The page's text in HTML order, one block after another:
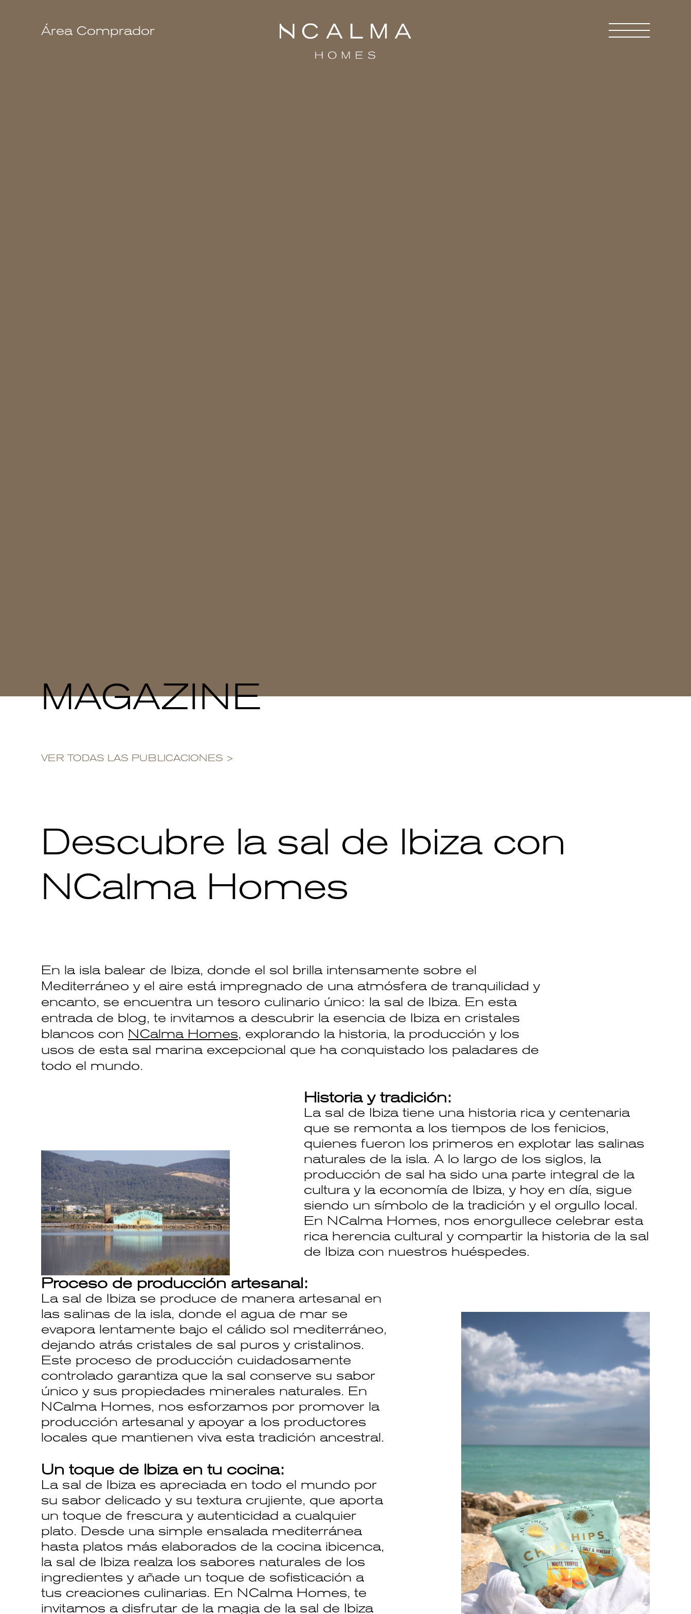
Área Comprador
MAGAZINE
VER TODAS LAS PUBLICACIONES
Descubre la sal de Ibiza con
NCalma Homes
En la isla balear de Ibiza, donde el sol brilla intensamente sobre el
Mediterráneo y el aire está impregnado de una atmósfera de tranquilidad y
encanto, se encuentra un tesoro culinario único: la sal de Ibiza. En esta
entrada de blog, te invitamos a descubrir la esencia de Ibiza en cristales
blancos con NCalma Homes, explorando la historia, la producción y los
usos de esta sal marina excepcional que ha conquistado los paladares de
todo el mundo.
Historia y tradición:
La sal de Ibiza tiene una historia rica y centenaria
que se remonta a los tiempos de los fenicios,
quienes fueron los primeros en explotar las salinas
naturales de la isla. A lo largo de los siglos, la
producción de sal ha sido una parte integral de la
cultura y la economía de Ibiza, y hoy en día, sigue
siendo un símbolo de la tradición y el orgullo local.
En NCalma Homes, nos enorgullece celebrar esta
rica herencia cultural y compartir la historia de la sal
de Ibiza con nuestros huéspedes.
Proceso de producción artesanal:
La sal de Ibiza se produce de manera artesanal en
las salinas de la isla, donde el agua de mar se
evapora lentamente bajo el cálido sol mediterráneo,
dejando atrás cristales de sal puros y cristalinos.
Este proceso de producción cuidadosamente
controlado garantiza que la sal conserve su sabor
único y sus propiedades minerales naturales. En
NCalma Homes, nos esforzamos por promover la
producción artesanal y apoyar a los productores
locales que mantienen viva esta tradición ancestral.
Un toque de Ibiza en tu cocina:
La sal de Ibiza es apreciada en todo el mundo por
su sabor delicado y su textura crujiente, que aporta
un toque de frescura y autenticidad a cualquier
plato. Desde una simple ensalada mediterránea
hasta platos más elaborados de la cocina ibicenca,
la sal de Ibiza realza los sabores naturales de los
ingredientes y añade un toque de sofisticación a
tus creaciones culinarias. En NCalma Homes, te
invitamos a disfrutar de la magia de la sal de Ibiza